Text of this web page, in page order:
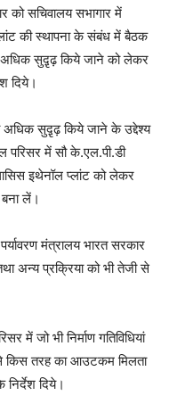
सचिवालय सभागार में
की स्थापना के संबंध में बैठक
अधिक सुदृ़ढ़ किये जाने को लेकर
दिये।
अधिक सुदृ़ढ़ किये जाने के उद्देश्य
परिसर में सौ के.एल.पी.डी
इथेनॉल प्लांट को लेकर
लें।
मंत्रालय भारत सरकार
अन्य प्रक्रिया को भी तेजी से
में जो भी निर्माण गतिविधियां
से किस तरह का आउटकम मिलता
दिये।